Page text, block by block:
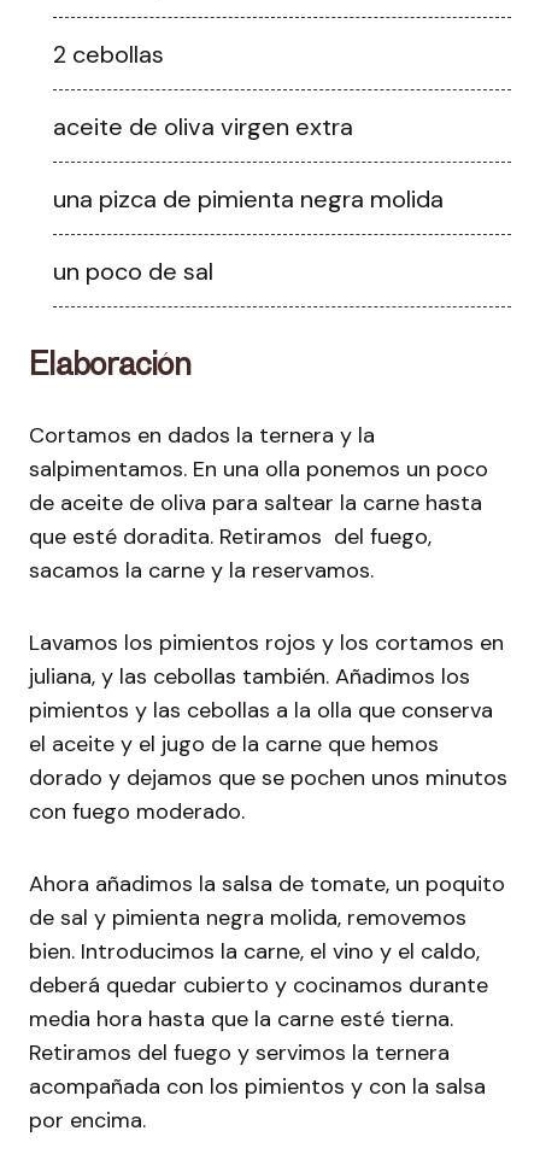
2 cebollas
aceite de oliva virgen extra
una pizca de pimienta negra molida
un poco de sal
Elaboración
Cortamos en dados la ternera y la
salpimentamos. En una olla ponemos un poco
de aceite de oliva para saltear la carne hasta
que esté doradita. Retiramos del fuego,
sacamos la carne y la reservamos.
Lavamos los pimientos rojos y los cortamos en
juliana, y las cebollas también. Añadimos los
pimientos y las cebollas a la olla que conserva
el aceite y el jugo de la carne que hemos
dorado y dejamos que se pochen unos minutos
con fuego moderado.
Ahora añadimos la salsa de tomate, un poquito
de sal y pimienta negra molida, removemos
bien. Introducimos la carne, el vino y el caldo,
deberá quedar cubierto y cocinamos durante
media hora hasta que la carne esté tierna.
Retiramos del fuego y servimos la ternera
acompañada con los pimientos y con la salsa
por encima.